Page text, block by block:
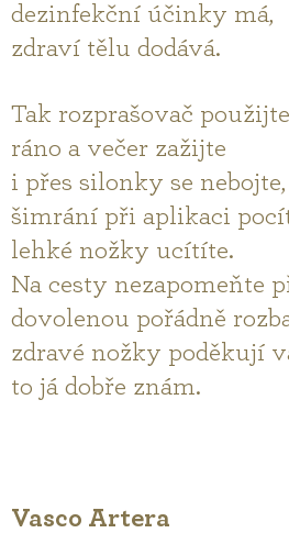
dezinfekční účinky má,
zdraví tělu dodává.
Tak rozprašovač
ráno a večer zažijte
i přes silonky se nebojte,
šimrání při aplikaci
lehké nožky ucítíte.
Na cesty nezapomeňte
dovolenou pořádně
zdravé nožky poděkují
to já dobře znám.
Vasco Artera